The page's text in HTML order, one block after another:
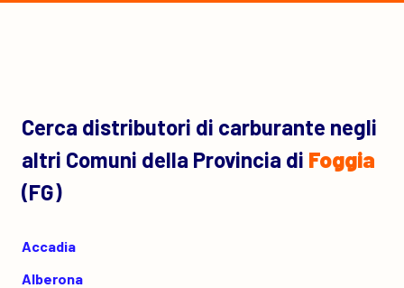
Cerca distributori di carburante negli
altri Comuni della Provincia di Foggia
(FG)
Accadia
Alberona